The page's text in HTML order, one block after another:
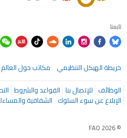
تابعنا
خريطة الهيكل التنظيمي مكاتب حول العالم
الوظائف للإتصال بنا القواعد والشروط
الإبلاغ عن سوء السلوك الشفافية
© FAO 2026